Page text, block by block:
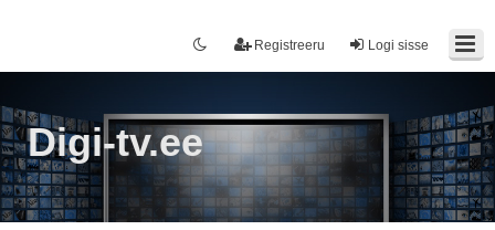
Logi sisse
Registreeru
Digi-tv.ee